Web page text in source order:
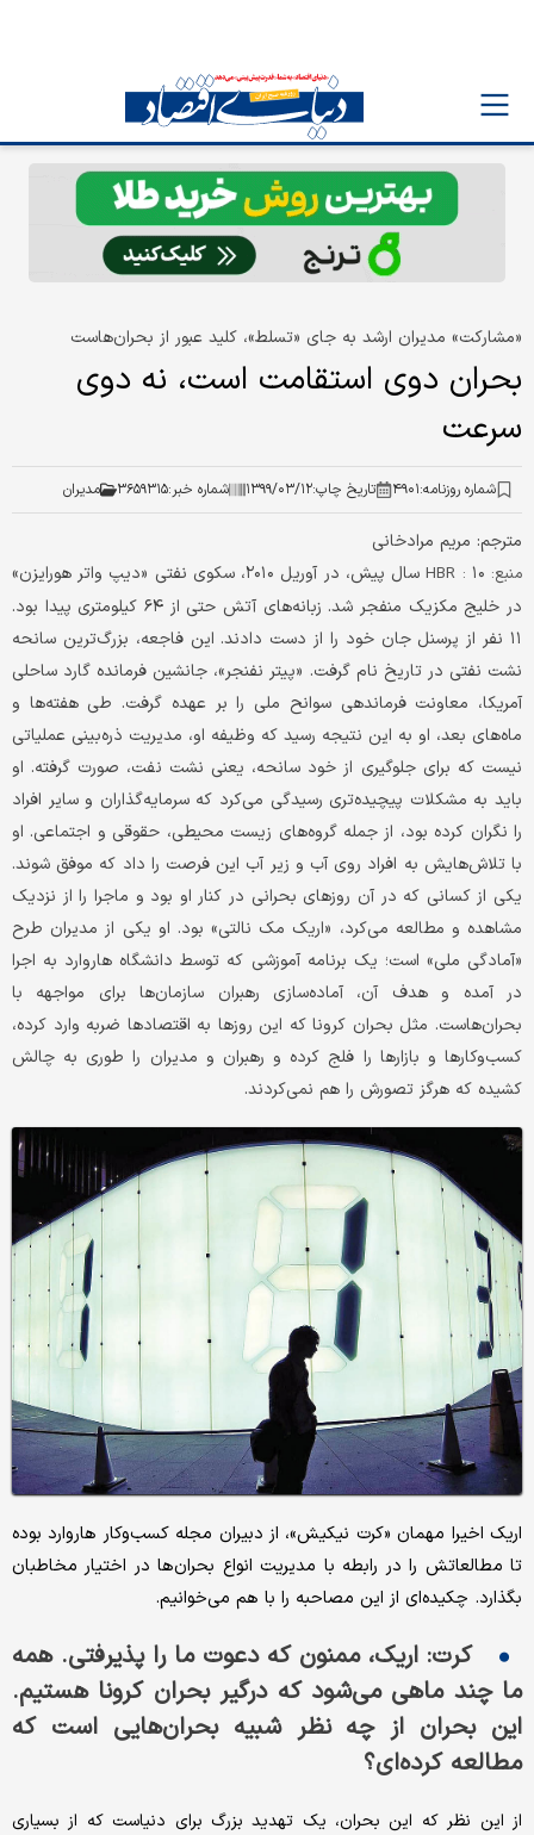
«مشارکت» مدیران ارشد به جای «تسلط»، کلید عبور از بحران‌هاست
بحران دوی استقامت است، نه دوی
سرعت
شماره روزنامه:۴۹۰۱ تاریخ چاپ:۱۳۹۹/۰۳/۱۲ شماره خبر:۳۶۵۹۳۱۵ مدیران
مترجم: مریم مرادخانی
منبع: HBR :
۱۰ سال پیش، در آوریل ۲۰۱۰، سکوی نفتی «دیپ واتر هورایزن»
در خلیج مکزیک منفجر شد. زبانه‌های آتش حتی از ۶۴ کیلومتری پیدا بود.
۱۱ نفر از پرسنل جان خود را از دست دادند. این فاجعه، بزرگ‌ترین سانحه
نشت نفتی در تاریخ نام گرفت. «پیتر نفنجر»، جانشین فرمانده گارد ساحلی
آمریکا، معاونت فرماندهی سوانح ملی را بر عهده گرفت. طی هفته‌ها و
ماه‌های بعد، او به این نتیجه رسید که وظیفه او، مدیریت ذره‌بینی عملیاتی
نیست که برای جلوگیری از خود سانحه، یعنی نشت نفت، صورت گرفته. او
باید به مشکلات پیچیده‌تری رسیدگی می‌کرد که سرمایه‌گذاران و سایر افراد
را نگران کرده بود، از جمله گروه‌های زیست محیطی، حقوقی و اجتماعی. او
با تلاش‌هایش به افراد روی آب و زیر آب این فرصت را داد که موفق شوند.
یکی از کسانی که در آن روزهای بحرانی در کنار او بود و ماجرا را از نزدیک
مشاهده و مطالعه می‌کرد، «اریک مک نالتی» بود. او یکی از مدیران طرح
«آمادگی ملی» است؛ یک برنامه آموزشی که توسط دانشگاه هاروارد به اجرا
در آمده و هدف آن، آماده‌سازی رهبران سازمان‌ها برای مواجهه با
بحران‌هاست. مثل بحران کرونا که این روزها به اقتصادها ضربه وارد کرده،
کسب‌وکارها و بازارها را فلج کرده و رهبران و مدیران را طوری به چالش
کشیده که هرگز تصورش را هم نمی‌کردند.
اریک اخیرا مهمان «کرت نیکیش»، از دبیران مجله کسب‌وکار هاروارد بوده
تا مطالعاتش را در رابطه با مدیریت انواع بحران‌ها در اختیار مخاطبان
بگذارد. چکیده‌ای از این مصاحبه را با هم می‌خوانیم.
کرت: اریک، ممنون که دعوت ما را پذیرفتی. همه
ما چند ماهی می‌شود که درگیر بحران کرونا هستیم.
این بحران از چه نظر شبیه بحران‌هایی است که
مطالعه کرده‌ای؟
از این نظر که این بحران، یک تهدید بزرگ برای دنیاست که از بسیاری